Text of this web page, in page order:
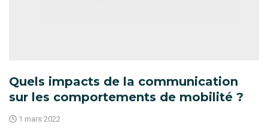
Quels impacts de la communication
sur les comportements de mobilité ?
1 mars 2022